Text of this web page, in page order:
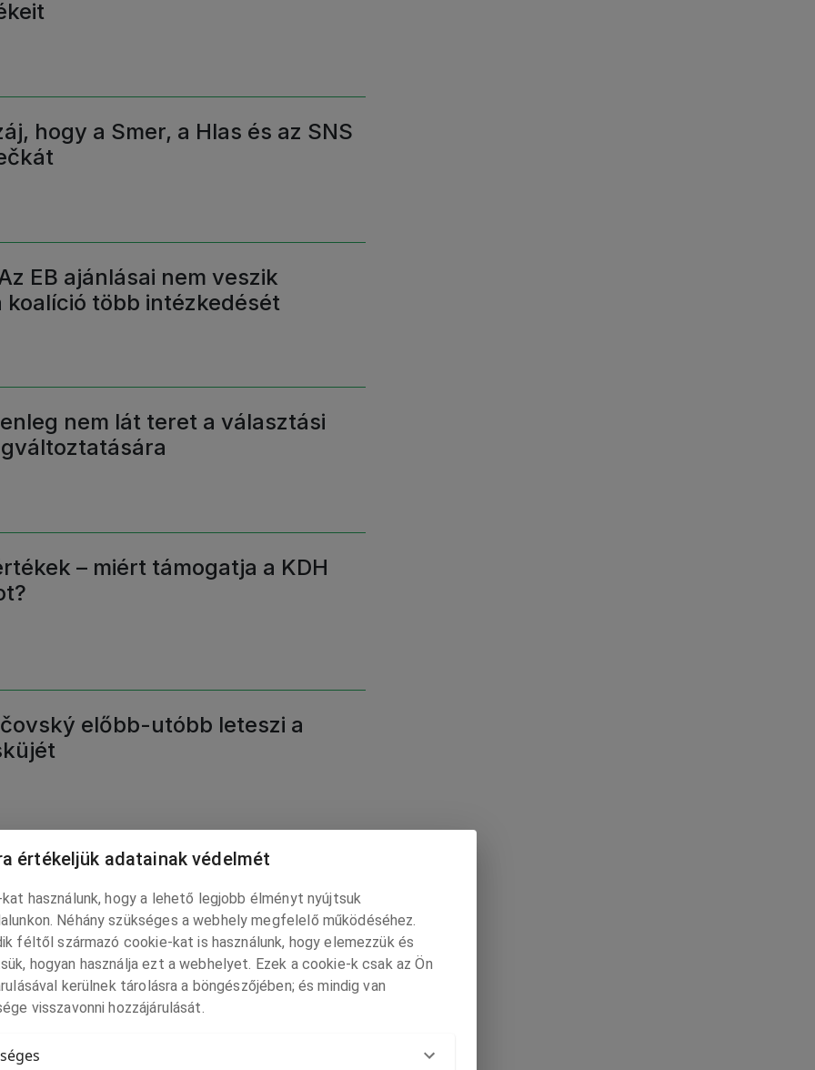
hogy a Smer, a Hlas és az SNS
EB ajánlásai nem veszik
koalíció több intézkedését
nem lát teret a választási
– miért támogatja a KDH
előbb-utóbb leteszi a
haladjunk, füstmentesen
Tamara is a középfutamban
értékeljük adatainak védelmét
használunk, hogy a lehető legjobb élményt nyújtsuk
Néhány szükséges a webhely megfelelő működéséhez.
féltől származó cookie-kat is használunk, hogy elemezzük és
hogyan használja ezt a webhelyet. Ezek a cookie-k csak az Ön
kerülnek tárolásra a böngészőjében; és mindig van
visszavonni hozzájárulását.